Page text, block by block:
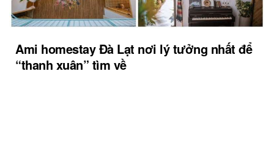
Ami homestay Đà Lạt nơi lý tưởng nhất để
“thanh xuân” tìm về